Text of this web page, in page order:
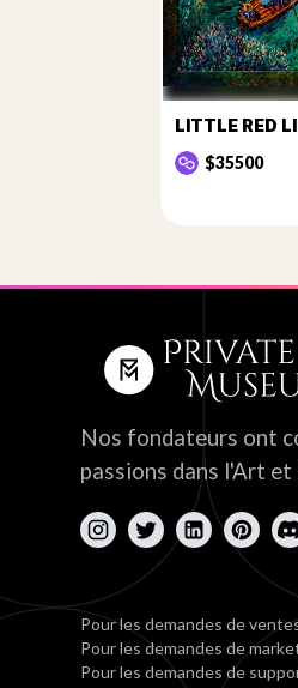
LITTLE RED
$35500
Nos fondateurs ont
passions dans l'Art et
Pour les demandes de
Pour les demandes de
Pour les demandes de